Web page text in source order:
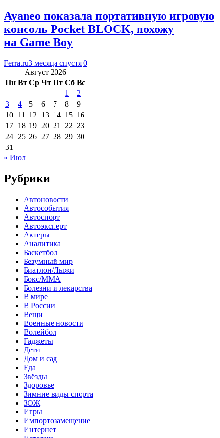
Ayaneo показала портативную игровую
консоль Pocket BLOCK, похожу
на Game Boy
Ferra.ru3 месяца спустя 0
Август 2026
Пн Вт Ср Чт Пт Сб Вс
1
2
3
4 5 6 7 8
9
10 11 12 13 14 15 16
17 18 19 20 21 22 23
24 25 26 27 28 29 30
31
« Июл
Рубрики
Автоновости
Автособытия
Автоспорт
Автоэксперт
Актеры
Аналитика
Баскетбол
Безумный мир
Биатлон/Лыжи
Бокс/MMA
Болезни и лекарства
В мире
В России
Вещи
Военные новости
Волейбол
Гаджеты
Дети
Дом и сад
Еда
Звёзды
Здоровье
Зимние виды спорта
ЗОЖ
Игры
Импортозамещение
Интернет